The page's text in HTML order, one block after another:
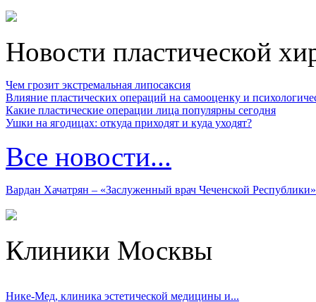
Новости пластической
Чем грозит экстремальная липосаксия
Влияние пластических операций на самооценку и
Какие пластические операции лица популярны сегодня
Ушки на ягодицах: откуда приходят и куда уходят?
Все новости...
Вардан Хачатрян – «Заслуженный врач Чеченской Республики»
Клиники Москвы
Нике-Мед, клиника эстетической медицины и...